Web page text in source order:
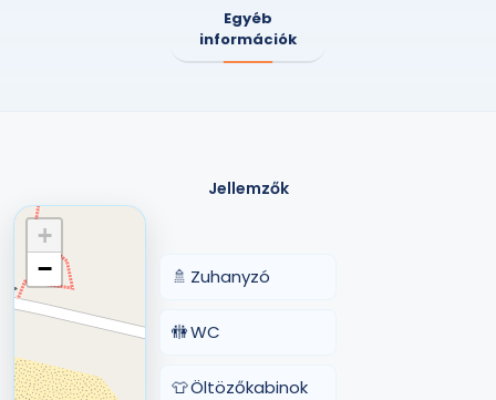
Egyéb
információk
+
−
Jellemzők
🚿 Zuhanyzó
🚻WC
👕Öltözőkabinok